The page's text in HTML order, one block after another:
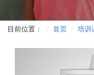
目前位置： 首页 培训